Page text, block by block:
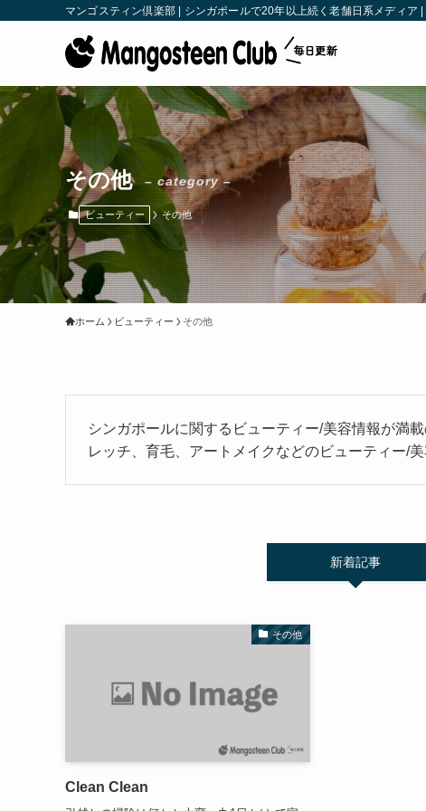
マンゴスティン倶楽部 | シンガポールで20年以上続く老舗日系メディア
その他 – category –
ビューティー その他
ホーム ビューティー その他
シンガポールに関するビューティー/美容情報が満
レッチ、育毛、アートメイクなどのビューティー/美
新着記事
その他
Clean Clean